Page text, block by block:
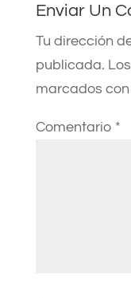
Enviar Un
Tu dirección
publicada.
marcados con
Comentario *